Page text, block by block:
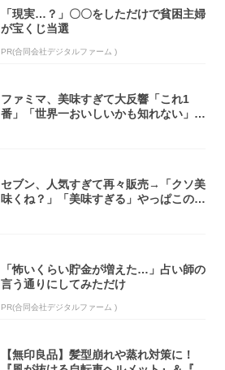
「現実…？」〇〇をしただけで貧困主婦
が宝くじ当選
PR(合同会社デジタルファーム )
ファミマ、美味すぎて大反響「これ1
番」「世界一おいしいかも知れない」
セブン、人気すぎて再々販売→「クソ美
味くね？」「美味すぎる」やっぱこのク
「怖いくらい貯金が増えた…」占い師の
言う通りにしてみただけ
PR(合同会社デジタルファーム )
【無印良品】髪型崩れや蒸れ対策に！